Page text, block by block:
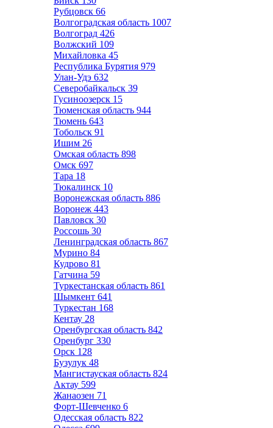
Рубцовск 66
Волгоградская область 1007
Волгоград 426
Волжский 109
Михайловка 45
Республика Бурятия 979
Улан-Удэ 632
Северобайкальск 39
Гусиноозерск 15
Тюменская область 944
Тюмень 643
Тобольск 91
Ишим 26
Омская область 898
Омск 697
Тара 18
Тюкалинск 10
Воронежская область 886
Воронеж 443
Павловск 30
Россошь 30
Ленинградская область 867
Мурино 84
Кудрово 81
Гатчина 59
Туркестанская область 861
Шымкент 641
Туркестан 168
Кентау 28
Оренбургская область 842
Оренбург 330
Орск 128
Бузулук 48
Мангистауская область 824
Актау 599
Жанаозен 71
Форт-Шевченко 6
Одесская область 822